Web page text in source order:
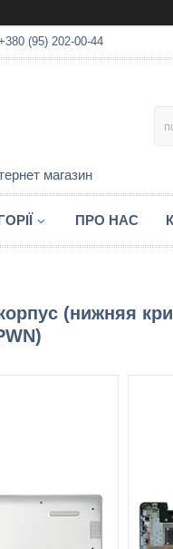
(95) 202-00-44
магазин
ПРО НАС
(нижняя